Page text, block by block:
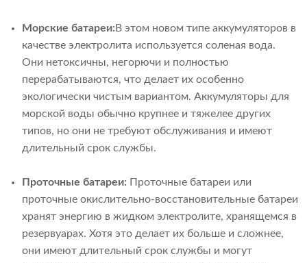
Морские батареи:В этом новом типе аккумуляторов в
качестве электролита используется соленая вода.
Они нетоксичны, негорючи и полностью
перерабатываются, что делает их особенно
экологически чистым вариантом. Аккумуляторы для
морской воды обычно крупнее и тяжелее других
типов, но они не требуют обслуживания и имеют
длительный срок службы.
Проточные батареи: Проточные батареи или
проточные окислительно-восстановительные батареи
хранят энергию в жидком электролите, хранящемся в
резервуарах. Хотя это делает их больше и сложнее,
они имеют длительный срок службы и могут